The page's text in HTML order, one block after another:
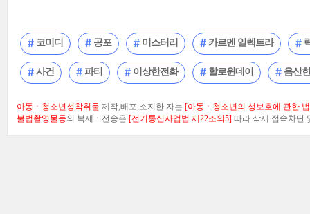
코미디 공포 미스터리 카르멘 일렉트라
사건 파티 이상한전화 할로윈데이 음산
아동ㆍ청소년성착취물 제작,배포,소지한 자는 [아동ㆍ청소년의 성보호에 관한
불법촬영물등의 복제ㆍ전송은 [전기통신사업법 제22조의5] 따라 삭제.접속차단